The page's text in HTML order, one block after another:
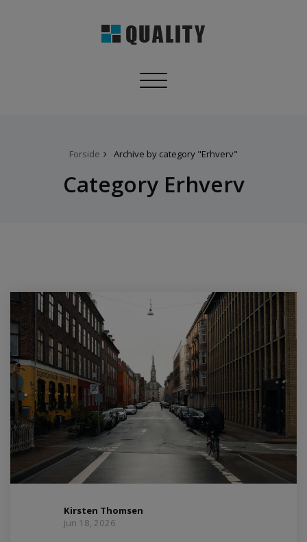
Toggle
Forside Archive by category "Erhverv"
Category Erhverv
Kirsten Thomsen
jun 18, 2026